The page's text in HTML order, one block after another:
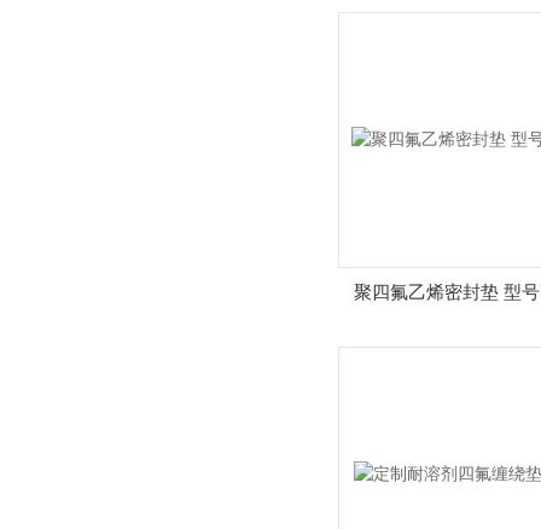
聚四氟乙烯密封垫 型